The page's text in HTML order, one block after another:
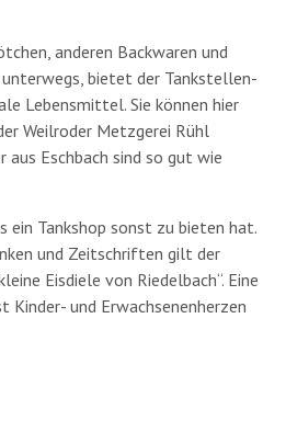
anderen Backwaren und
bietet der Tankstellen-
Lebensmittel. Sie können hier
Weilroder Metzgerei Rühl
aus Eschbach sind so gut wie
ein Tankshop sonst zu bieten hat.
und Zeitschriften gilt der
Eisdiele von Riedelbach“. Eine
und Erwachsenenherzen